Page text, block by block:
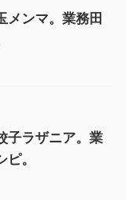
メンマ。業務田
子ラザニア。業
。